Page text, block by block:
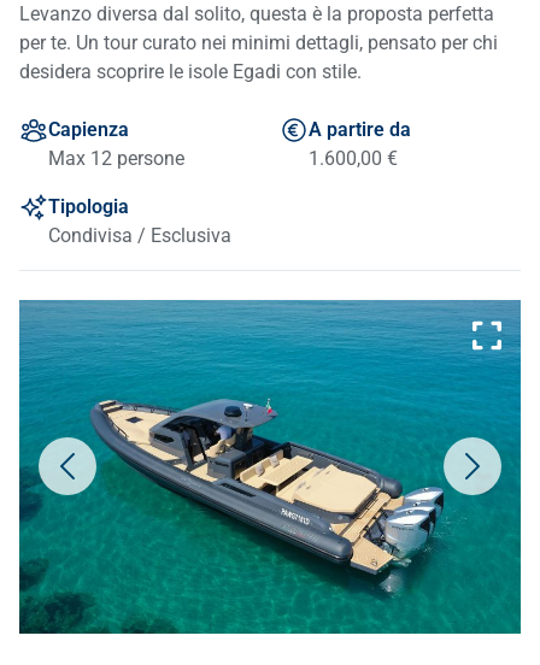
Levanzo diversa dal solito, questa è la proposta perfetta
per te. Un tour curato nei minimi dettagli, pensato per chi
desidera scoprire le isole Egadi con stile.
Capienza
Max 12 persone
A partire da
1.600,00 €
Tipologia
Condivisa / Esclusiva